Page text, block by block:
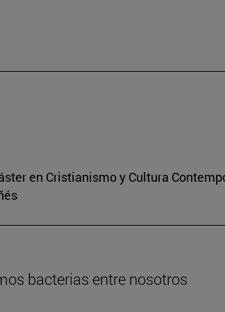
en Cristianismo y Cultura
bacterias entre nosotros